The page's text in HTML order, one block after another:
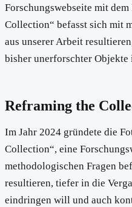
Forschungswebseite mit
Collection“ befasst sich mit
aus unserer Arbeit
bisher unerforschter Objekte
Reframing the
Im Jahr 2024 gründete die
Collection“, eine
methodologischen Fragen
resultieren, tiefer in die
eindringen will und auch